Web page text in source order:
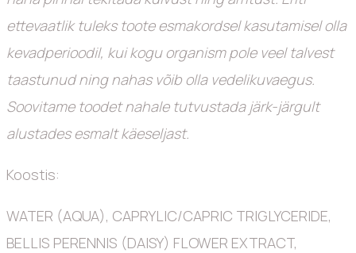
ettevaatlik tuleks toote esmakordsel kasutamisel olla
kevadperioodil, kui kogu organism pole veel talvest
taastunud ning nahas võib olla vedelikuvaegus.
Soovitame toodet nahale tutvustada järk-järgult
alustades esmalt käeseljast.
Koostis:
WATER (AQUA), CAPRYLIC/CAPRIC TRIGLYCERIDE,
BELLIS PERENNIS (DAISY) FLOWER EXTRACT,